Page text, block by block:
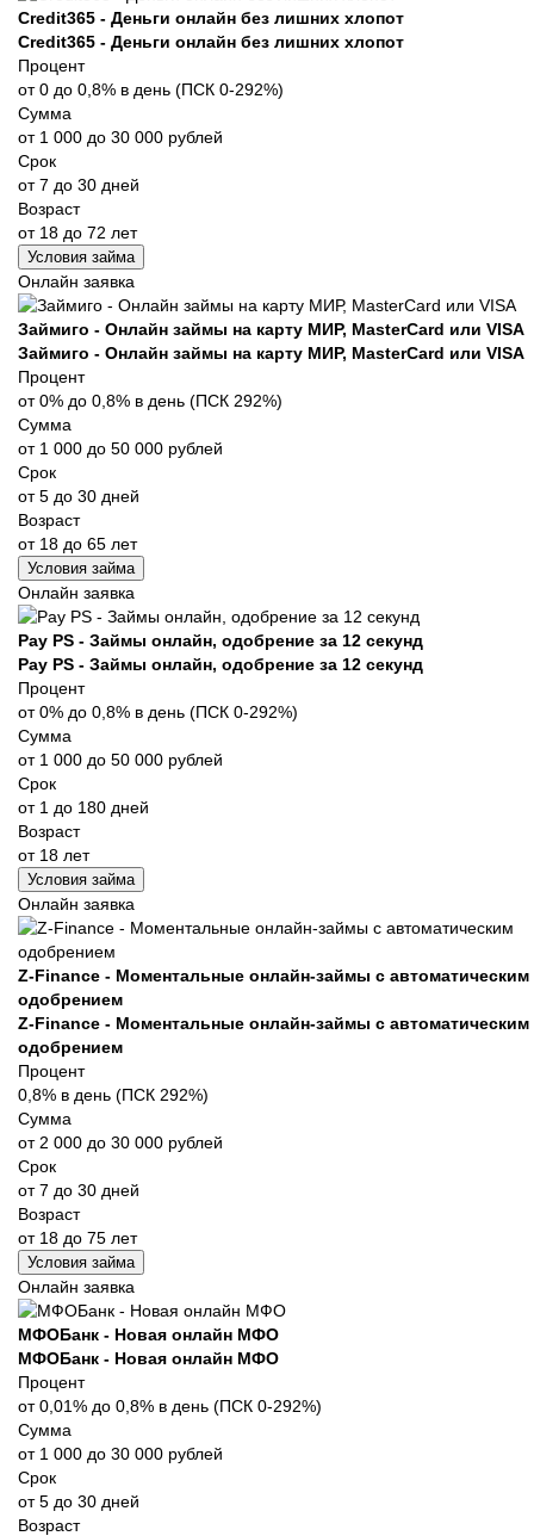
Credit365 - Деньги онлайн без лишних хлопот
Credit365 - Деньги онлайн без лишних хлопот
Процент
от 0 до 0,8% в день (ПСК 0-292%)
Сумма
от 1 000 до 30 000 рублей
Срок
от 7 до 30 дней
Возраст
от 18 до 72 лет
Условия займа
Онлайн заявка
Займиго - Онлайн займы на карту МИР, MasterCard или VISA
Займиго - Онлайн займы на карту МИР, MasterCard или VISA
Процент
от 0% до 0,8% в день (ПСК 292%)
Сумма
от 1 000 до 50 000 рублей
Срок
от 5 до 30 дней
Возраст
от 18 до 65 лет
Условия займа
Онлайн заявка
Pay PS - Займы онлайн, одобрение за 12 секунд
Pay PS - Займы онлайн, одобрение за 12 секунд
Процент
от 0% до 0,8% в день (ПСК 0-292%)
Сумма
от 1 000 до 50 000 рублей
Срок
от 1 до 180 дней
Возраст
от 18 лет
Условия займа
Онлайн заявка
Z-Finance - Моментальные онлайн-займы с автоматическим
одобрением
Z-Finance - Моментальные онлайн-займы с автоматическим
одобрением
Процент
0,8% в день (ПСК 292%)
Сумма
от 2 000 до 30 000 рублей
Срок
от 7 до 30 дней
Возраст
от 18 до 75 лет
Условия займа
Онлайн заявка
МФОБанк - Новая онлайн МФО
МФОБанк - Новая онлайн МФО
Процент
от 0,01% до 0,8% в день (ПСК 0-292%)
Сумма
от 1 000 до 30 000 рублей
Срок
от 5 до 30 дней
Возраст